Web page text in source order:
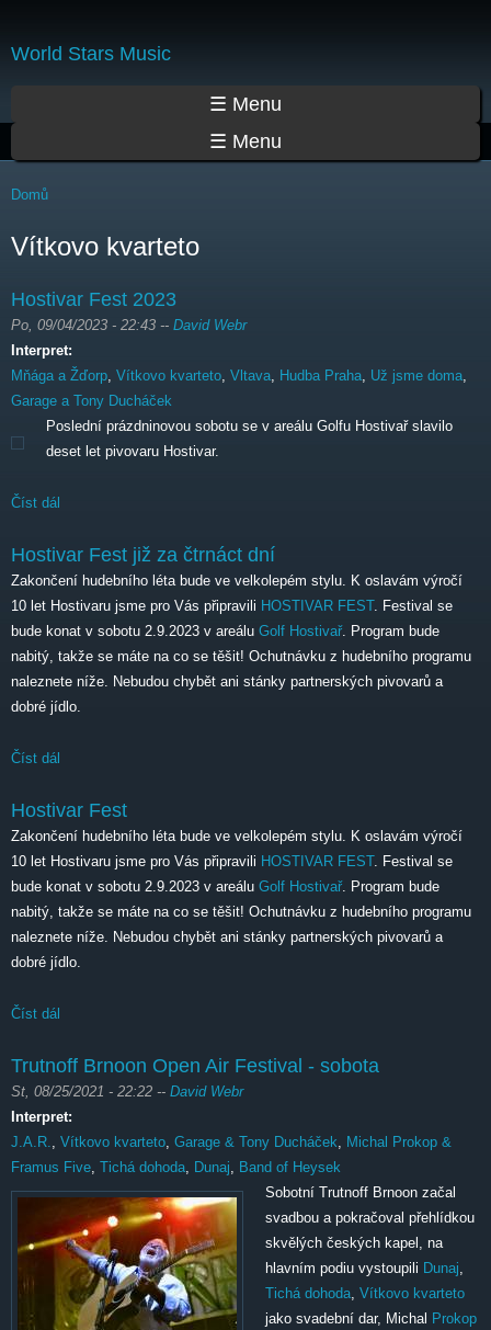
World Stars Music
☰ Menu
☰ Menu
Jste zde
Domů
Vítkovo kvarteto
Hostivar Fest 2023
Po, 09/04/2023 - 22:43 -- David Webr
Interpret:
Mňága a Žďorp Vítkovo kvarteto Vltava Hudba Praha Už jsme doma
Garage a Tony Ducháček
Poslední prázdninovou sobotu se v areálu Golfu Hostivař slavilo
deset let pivovaru Hostivar.
Číst dál
Hostivar Fest již za čtrnáct dní
Zakončení hudebního léta bude ve velkolepém stylu. K oslavám výročí
10 let Hostivaru jsme pro Vás připravili HOSTIVAR FEST. Festival se
bude konat v sobotu 2.9.2023 v areálu Golf Hostivař. Program bude
nabitý, takže se máte na co se těšit! Ochutnávku z hudebního programu
naleznete níže. Nebudou chybět ani stánky partnerských pivovarů a
dobré jídlo.
Číst dál
Hostivar Fest
Zakončení hudebního léta bude ve velkolepém stylu. K oslavám výročí
10 let Hostivaru jsme pro Vás připravili HOSTIVAR FEST. Festival se
bude konat v sobotu 2.9.2023 v areálu Golf Hostivař. Program bude
nabitý, takže se máte na co se těšit! Ochutnávku z hudebního programu
naleznete níže. Nebudou chybět ani stánky partnerských pivovarů a
dobré jídlo.
Číst dál
Trutnoff Brnoon Open Air Festival - sobota
St, 08/25/2021 - 22:22 -- David Webr
Interpret:
J.A.R.
Vítkovo kvarteto Garage & Tony Ducháček
Michal Prokop &
Framus Five Tichá dohoda Dunaj
Band of Heysek
Sobotní Trutnoff Brnoon začal
svadbou a pokračoval přehlídkou
skvělých českých kapel, na
hlavním podiu vystoupili Dunaj
Tichá dohoda Vítkovo kvarteto
jako svadební dar, Michal Prokop